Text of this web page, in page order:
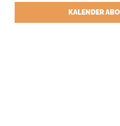
KALENDER